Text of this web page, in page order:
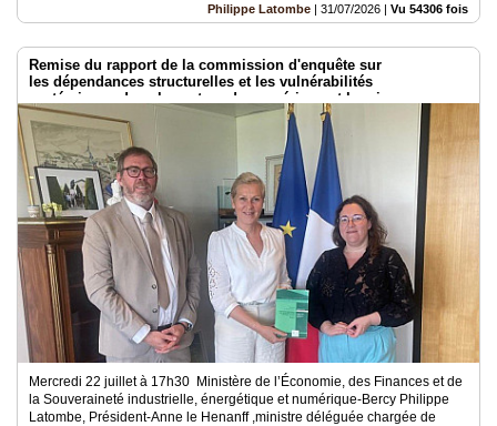
Philippe Latombe | 31/07/2026 | Vu 54306 fois
Remise du rapport de la commission d'enquête sur
les dépendances structurelles et les vulnérabilités
systémiques dans le secteur du numérique et les risques pour
l’indépendance de la France
Mercredi 22 juillet à 17h30 Ministère de l’Économie, des Finances et de
la Souveraineté industrielle, énergétique et numérique-Bercy Philippe
Latombe, Président-Anne le Henanff ,ministre déléguée chargée de